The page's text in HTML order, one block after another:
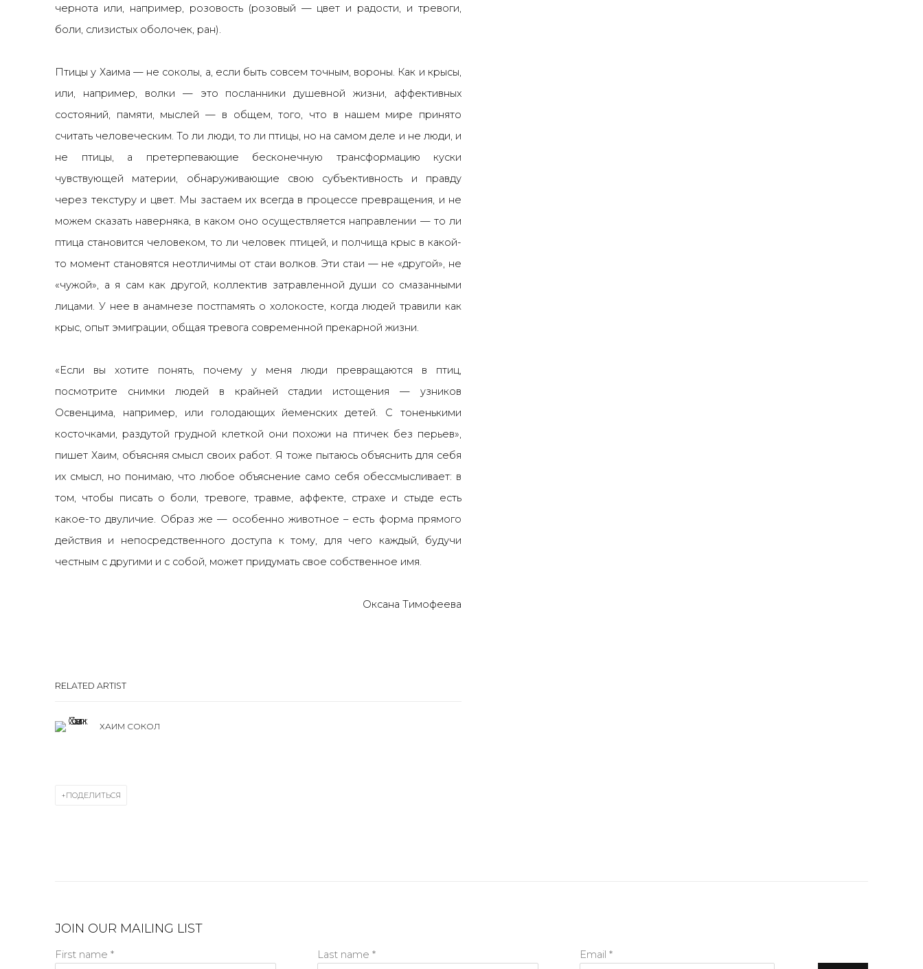
чернота или, например, розовость (розовый —цвет и радости, и тревоги,
боли, слизистых оболочек, ран).
Птицы у Хаима —не соколы, а, если быть совсем точным, вороны. Как и крысы,
или, например, волки —это посланники душевной жизни, аффективных
состояний, памяти, мыслей— в общем, того, что в нашем мире принято
считать человеческим. То ли люди, то ли птицы, но на самом деле и не люди, и
не птицы, а претерпевающие бесконечную трансформацию куски
чувствующей материи, обнаруживающие свою субъективность и правду
через текстуру и цвет. Мы застаем их всегда в процессе превращения, и не
можем сказать наверняка, в каком оно осуществляется направлении —то ли
птица становится человеком, то ли человек птицей, и полчища крыс в какой-
то момент становятся неотличимы от стаи волков. Эти стаи —не «другой», не
«чужой», а я сам как другой, коллектив затравленной души со смазанными
лицами. У нее в анамнезе постпамять о холокосте, когда людей травили как
крыс, опыт эмиграции, общая тревога современной прекарной жизни.
«Если вы хотите понять, почему у меня люди превращаются в птиц,
посмотрите снимки людей в крайней стадии истощения— узников
Освенцима, например, или голодающих йеменских детей. С тоненькими
косточками, раздутой грудной клеткой они похожи на птичек без перьев»,
пишет Хаим, объясняя смысл своих работ. Я тоже пытаюсь объяснить для себя
их смысл, но понимаю, что любое объяснение само себя обессмысливает: в
том, чтобы писать о боли, тревоге, травме, аффекте, страхе и стыде есть
какое-то двуличие. Образ же— особенно животное – есть форма прямого
действия и непосредственного доступа к тому, для чего каждый, будучи
честным с другими и с собой, может придумать свое собственное имя.
Оксана Тимофеева
RELATED ARTIST
ХАИМ СОКОЛ
ПОДЕЛИТЬСЯ
JOIN OUR MAILING LIST
First name * Last name * Email *